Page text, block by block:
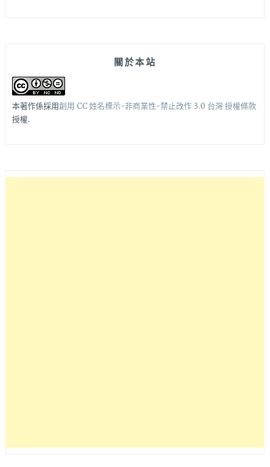
關於本站
本著作係採用創用 CC 姓名標示-非商業性-禁止改作 3.0 台灣 授權條款
授權.